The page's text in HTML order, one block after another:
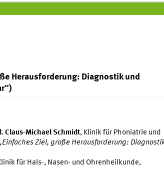
Herausforderung: Diagnostik und
Claus-Michael Schmidt, Klinik für Phoniatrie und
Ziel, große Herausforderung:
für Hals-, Nasen- und Ohrenheilkunde,